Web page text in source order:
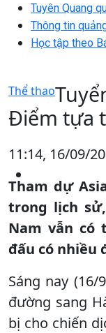
Tuyên Quang
Thông tin
Học tập theo
Thể thao
Điểm tựa
11:14, 16/09/
Tham dự
trong lịch
Nam vẫn có
đấu có nhiều
Sáng nay (16/
đường sang
bị cho chiến